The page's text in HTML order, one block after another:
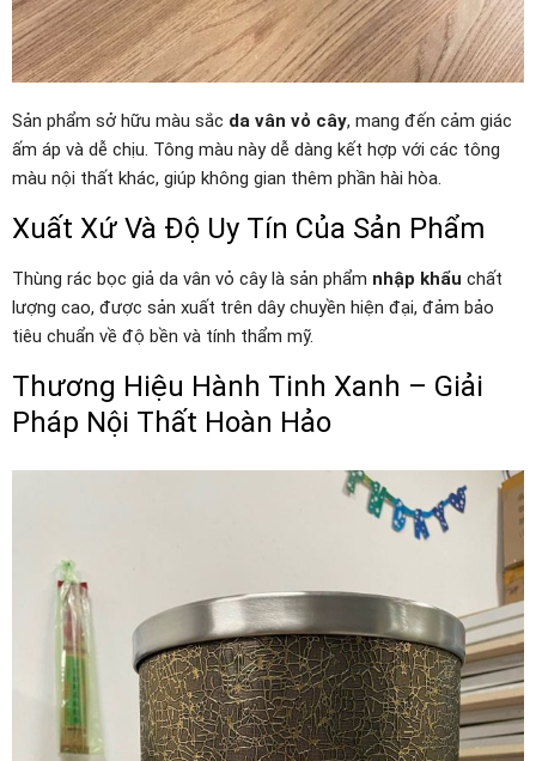
Sản phẩm sở hữu màu sắc da vân vỏ cây, mang đến cảm giác
ấm áp và dễ chịu. Tông màu này dễ dàng kết hợp với các tông
màu nội thất khác, giúp không gian thêm phần hài hòa.
Xuất Xứ Và Độ Uy Tín Của Sản Phẩm
Thùng rác bọc giả da vân vỏ cây là sản phẩm nhập khẩu chất
lượng cao, được sản xuất trên dây chuyền hiện đại, đảm bảo
tiêu chuẩn về độ bền và tính thẩm mỹ.
Thương Hiệu Hành Tinh Xanh – Giải
Pháp Nội Thất Hoàn Hảo